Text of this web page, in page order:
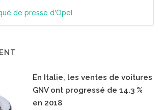
de presse d’Opel
En Italie, les ventes de voitures
GNV ont progressé de 14.3 %
en 2018